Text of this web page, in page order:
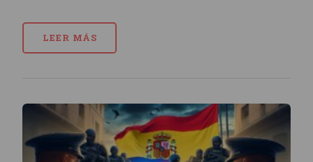
LEER MÁS